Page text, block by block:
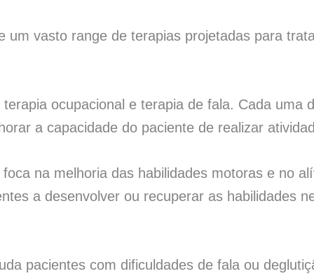
um vasto range de terapias projetadas para
ocupacional e terapia de fala. Cada uma
a capacidade do paciente de realizar
na melhoria das habilidades motoras e no
a desenvolver ou recuperar as habilidades
pacientes com dificuldades de fala ou